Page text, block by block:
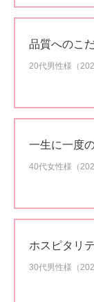
品質へのこ
20代男性様（
一生に一度
40代女性様（
ホスピタリ
30代男性様（